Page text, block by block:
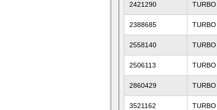
2421290
2388685
2558140
2506113
2860429
3521162